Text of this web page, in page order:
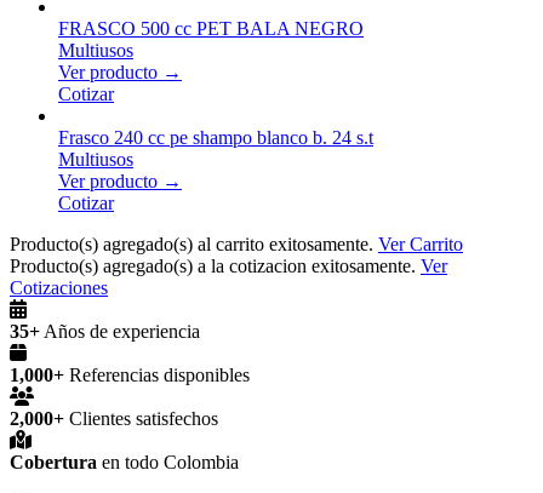
FRASCO 500 cc PET BALA NEGRO
Multiusos
Ver producto →
Cotizar
Frasco 240 cc pe shampo blanco b. 24 s.t
Multiusos
Ver producto →
Cotizar
Producto(s) agregado(s) al carrito exitosamente. Ver Carrito
Producto(s) agregado(s) a la cotizacion exitosamente. Ver
Cotizaciones
35+ Años de experiencia
1,000+ Referencias disponibles
2,000+ Clientes satisfechos
Cobertura en todo Colombia